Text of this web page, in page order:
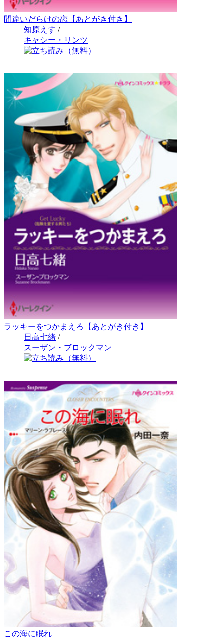
間違いだらけの恋【あとがき付き】
知原えす /
キャシー・リンツ
ラッキーをつかまえろ【あとがき付き】
日高七緒 /
スーザン・ブロックマン
この海に眠れ